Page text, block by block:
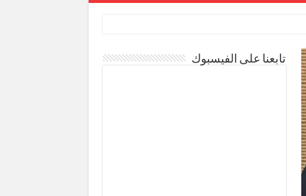
تابعنا على الفيسبوك